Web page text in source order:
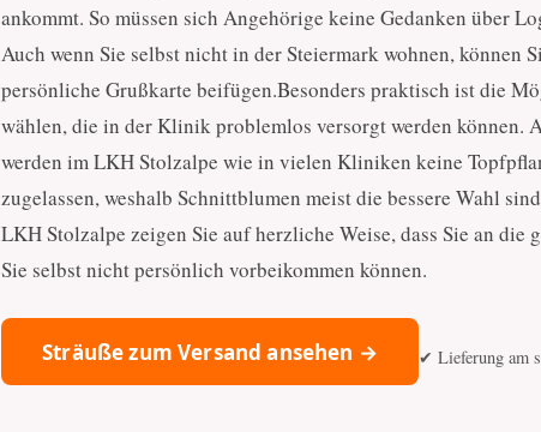
ankommt. So müssen sich Angehörige keine Gedanken über
Auch wenn Sie selbst nicht in der Steiermark wohnen, können
persönliche Grußkarte beifügen.Besonders praktisch ist die
wählen, die in der Klinik problemlos versorgt werden können.
werden im LKH Stolzalpe wie in vielen Kliniken keine
zugelassen, weshalb Schnittblumen meist die bessere Wahl
LKH Stolzalpe zeigen Sie auf herzliche Weise, dass Sie an die
Sie selbst nicht persönlich vorbeikommen können.
Sträuße zum Versand ansehen → ✔ Lieferung am